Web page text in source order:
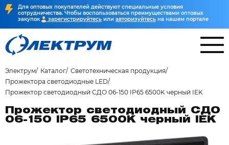
Для оптовых покупателей действуют специальные условия
сотрудничества. Чтобы воспользоваться преимуществами оптовых
закупок
зарегистрируйтесь или авторизуйтесь на нашем портале
Электрум Каталог Светотехническая продукция
Прожектора светодиодные LED
Прожектор светодиодный СДО 06-150 IP65 6500K черный IEK
Прожектор светодиодный СДО
06-150 IP65 6500K черный IEK